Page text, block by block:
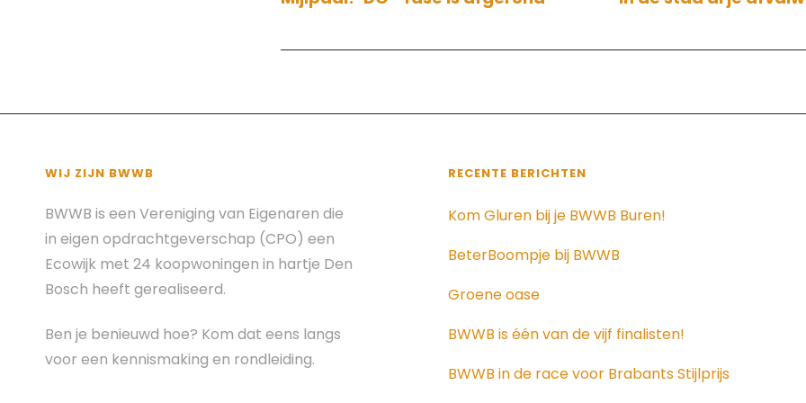
WIJ ZIJN BWWB
BWWB is een Vereniging van Eigenaren die
in eigen opdrachtgeverschap (CPO) een
Ecowijk met 24 koopwoningen in hartje Den
Bosch heeft gerealiseerd.
Ben je benieuwd hoe? Kom dat eens langs
voor een kennismaking en rondleiding.
RECENTE BERICHTEN
Kom Gluren bij je BWWB Buren!
BeterBoompje bij BWWB
Groene oase
BWWB is één van de vijf finalisten!
BWWB in de race voor Brabants Stijlprijs